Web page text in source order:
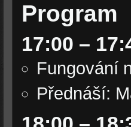
Program
17:00 –
Fungování
Přednáší: